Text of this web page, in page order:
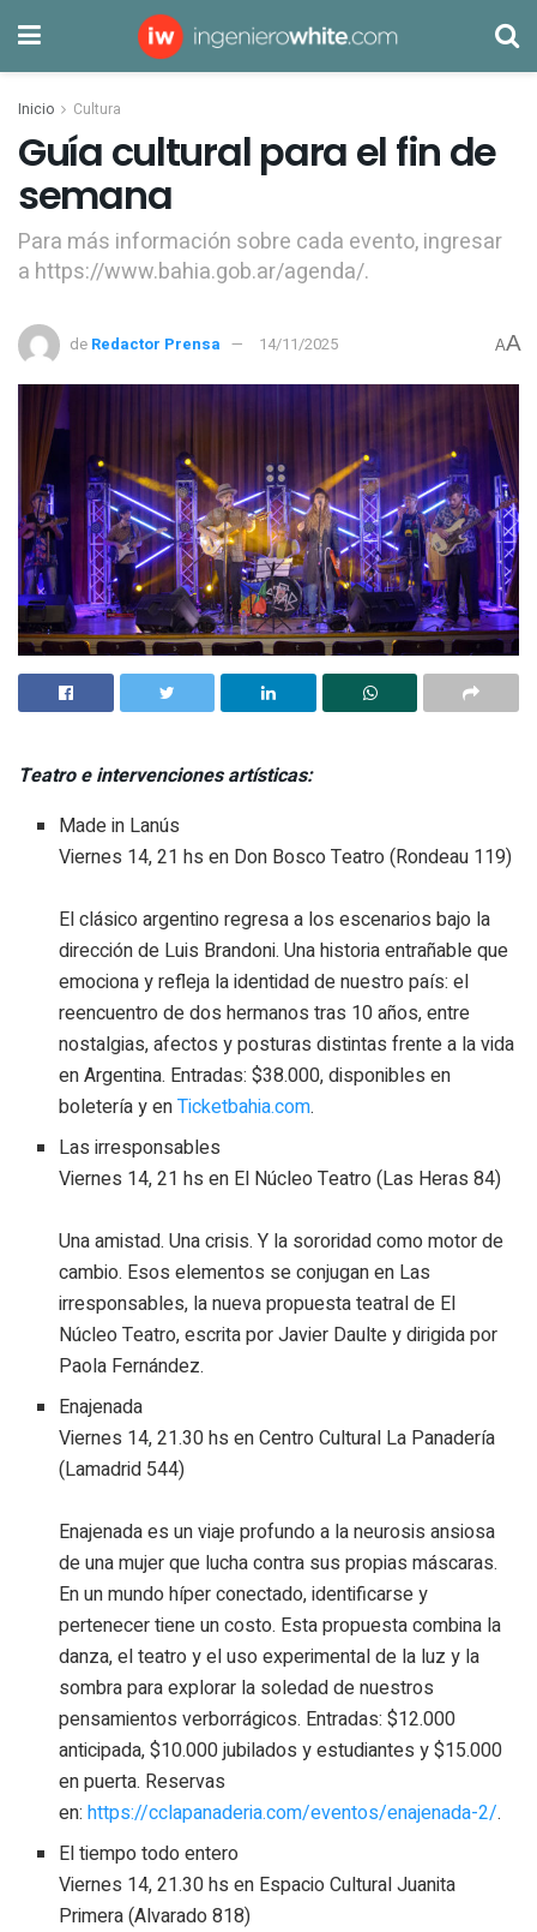
Inicio Cultura
Guía cultural para el fin de
semana
Para más información sobre cada evento, ingresar
a https://www.bahia.gob.ar/agenda/.
de Redactor Prensa 14/11/2025 AA
Teatro e intervenciones artísticas:
Made in Lanús
Viernes 14, 21 hs en Don Bosco Teatro (Rondeau 119)
El clásico argentino regresa a los escenarios bajo la
dirección de Luis Brandoni. Una historia entrañable que
emociona y refleja la identidad de nuestro país: el
reencuentro de dos hermanos tras 10 años, entre
nostalgias, afectos y posturas distintas frente a la vida
en Argentina. Entradas: $38.000, disponibles en
boletería y enTicketbahia.com.
Las irresponsables
Viernes 14, 21 hs en El Núcleo Teatro (Las Heras 84)
Una amistad. Una crisis. Y la sororidad como motor de
cambio. Esos elementos se conjugan en Las
irresponsables, la nueva propuesta teatral de El
Núcleo Teatro, escrita por Javier Daulte y dirigida por
Paola Fernández.
Enajenada
Viernes 14, 21.30 hs en Centro Cultural La Panadería
(Lamadrid 544)
Enajenada es un viaje profundo a la neurosis ansiosa
de una mujer que lucha contra sus propias máscaras.
En un mundo híper conectado, identificarse y
pertenecer tiene un costo. Esta propuesta combina la
danza, el teatro y el uso experimental de la luz y la
sombra para explorar la soledad de nuestros
pensamientos verborrágicos. Entradas: $12.000
anticipada, $10.000 jubilados y estudiantes y $15.000
en puerta. Reservas
en:https://cclapanaderia.com/eventos/enajenada-2/.
El tiempo todo entero
Viernes 14, 21.30 hs en Espacio Cultural Juanita
Primera (Alvarado 818)